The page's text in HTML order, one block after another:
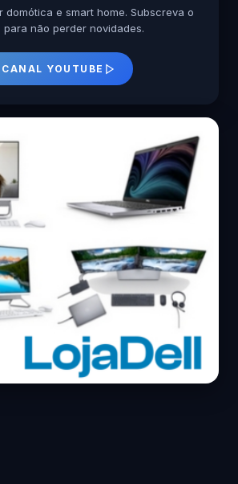
domótica e smart home. Subscreva o
para não perder novidades.
CANAL YOUTUBE